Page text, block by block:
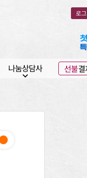
로
나눔상담사
expand_more
선불